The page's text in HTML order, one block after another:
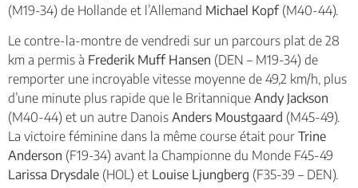
(M19-34) de Hollande et l’Allemand Michael Kopf (M40-44).
Le contre-la-montre de vendredi sur un parcours plat de 28
km a permis à Frederik Muff Hansen (DEN – M19-34) de
remporter une incroyable vitesse moyenne de 49,2 km/h, plus
d’une minute plus rapide que le Britannique Andy Jackson
(M40-44) et un autre Danois Anders Moustgaard (M45-49).
La victoire féminine dans la même course était pour Trine
Anderson (F19-34) avant la Championne du Monde F45-49
Larissa Drysdale (HOL) et Louise Ljungberg (F35-39 – DEN).